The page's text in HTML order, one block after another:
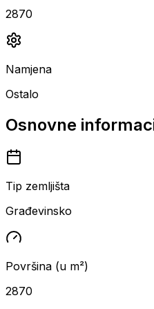
2870
Namjena
Ostalo
Osnovne
Tip zemljišta
Građevinsko
Površina (u m²)
2870